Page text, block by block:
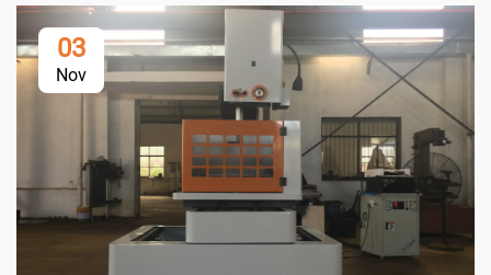
03
Nov